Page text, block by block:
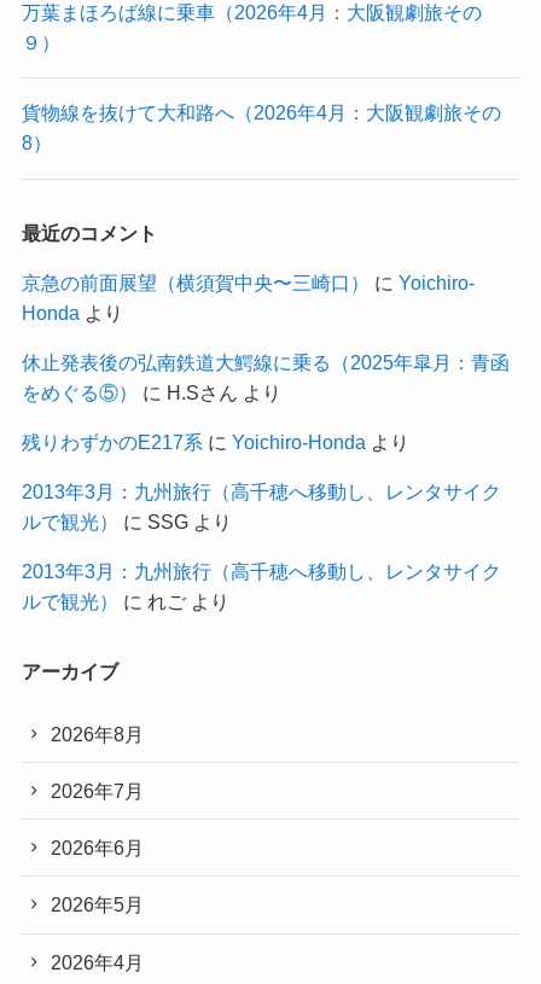
万葉まほろば線に乗車（2026年4月：大阪観劇旅その
９）
貨物線を抜けて大和路へ（2026年4月：大阪観劇旅その
8）
最近のコメント
京急の前面展望（横須賀中央〜三崎口） に Yoichiro-
Honda より
休止発表後の弘南鉄道大鰐線に乗る（2025年皐月：青函
をめぐる⑤）
に H.Sさん より
残りわずかのE217系 に Yoichiro-Honda より
2013年3月：九州旅行（高千穂へ移動し、レンタサイク
ルで観光）
に SSGより
2013年3月：九州旅行（高千穂へ移動し、レンタサイク
ルで観光）
に れごより
アーカイブ
2026年8月
2026年7月
2026年6月
2026年5月
2026年4月